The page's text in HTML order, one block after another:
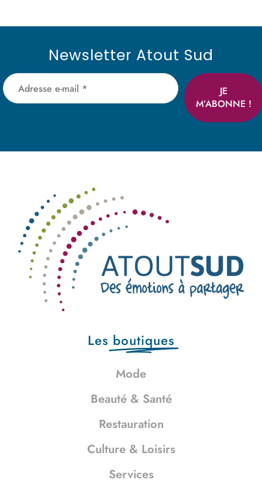
Newsletter Atout Sud
Les boutiques
Mode
Beauté & Santé
Restauration
Culture & Loisirs
Services